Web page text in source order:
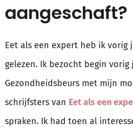
aangeschaft?
Eet als een expert heb ik vorig
gelezen. Ik bezocht begin vorig
Gezondheidsbeurs met mijn
schrijfsters van Eet als een
spraken. Ik had toen al